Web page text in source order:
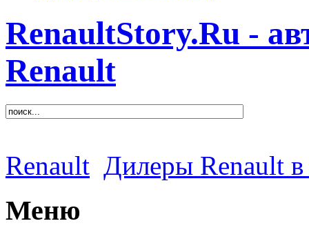
RenaultStory.Ru -
Renault
Renault Дилеры Renault в
Меню